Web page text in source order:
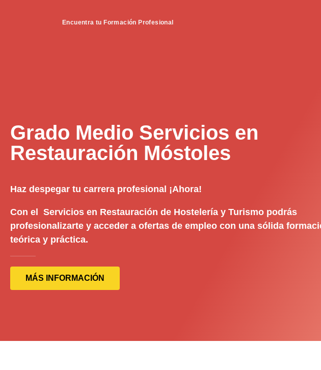
Encuentra tu Formación Profesional
Grado Medio Servicios en
Restauración Móstoles
Haz despegar tu carrera profesional ¡Ahora!
Con el Servicios en Restauración de Hostelería y Turismo podrás
profesionalizarte y acceder a ofertas de empleo con una sólida
teórica y práctica.
MÁS INFORMACIÓN